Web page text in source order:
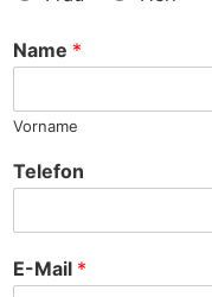
c
e
Name *
Vorname
Telefon
E-Mail *